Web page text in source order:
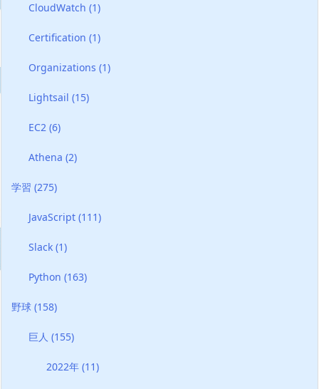
CloudWatch(1)
Certification(1)
Organizations(1)
Lightsail(15)
EC2(6)
Athena(2)
学習 (275)
JavaScript(111)
Slack(1)
Python(163)
野球 (158)
巨人(155)
2022年 (11)